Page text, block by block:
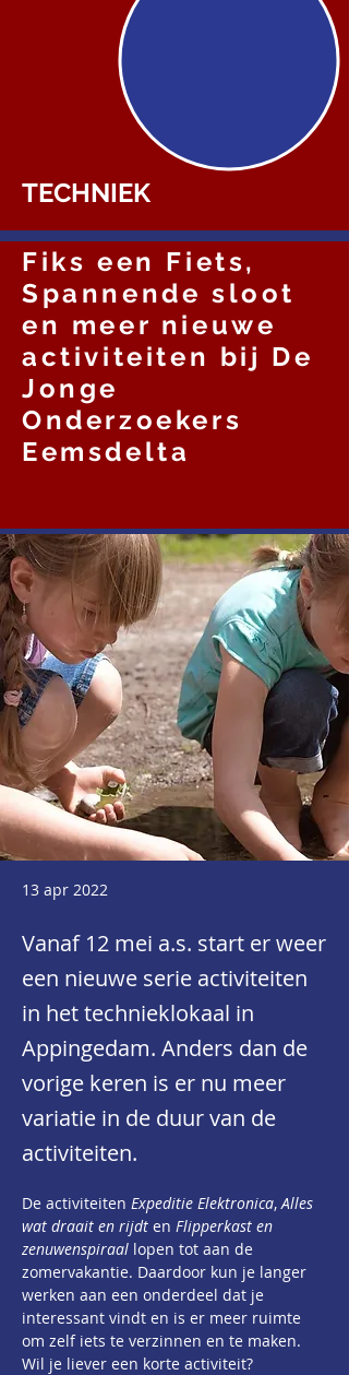
TECHNIEK
Fiks een Fiets,
Spannende sloot
en meer nieuwe
activiteiten bij De
Jonge
Onderzoekers
Eemsdelta
13 apr 2022
Vanaf 12 mei a.s. start er weer
een nieuwe serie activiteiten
in het technieklokaal in
Appingedam. Anders dan de
vorige keren is er nu meer
variatie in de duur van de
activiteiten.
De activiteiten Expeditie Elektronica, Alles
wat draait en rijdt en Flipperkast en
zenuwenspiraal lopen tot aan de
zomervakantie. Daardoor kun je langer
werken aan een onderdeel dat je
interessant vindt en is er meer ruimte
om zelf iets te verzinnen en te maken.
Wil je liever een korte activiteit?